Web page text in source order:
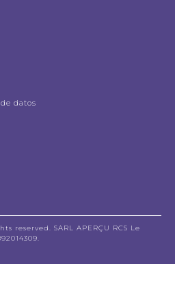
datos
reserved. SARL APERÇU RCS Le